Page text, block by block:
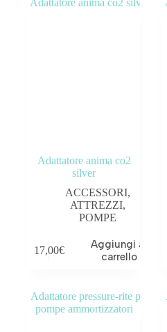
KIT TUBELESS
PULIZIA E MANUTENZIONE
Tag prodotto
Adattatore anima co2
silver
ACCESSORI,
ATTREZZI,
POMPE
17,00€
Aggiungi al
carrello